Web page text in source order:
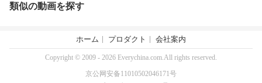
類似の動画を探す
ホーム プロダクト 会社案内
Copyright © 2009 - 2026 Everychina.com.All rights reserved.
京公网安备11010502046171号